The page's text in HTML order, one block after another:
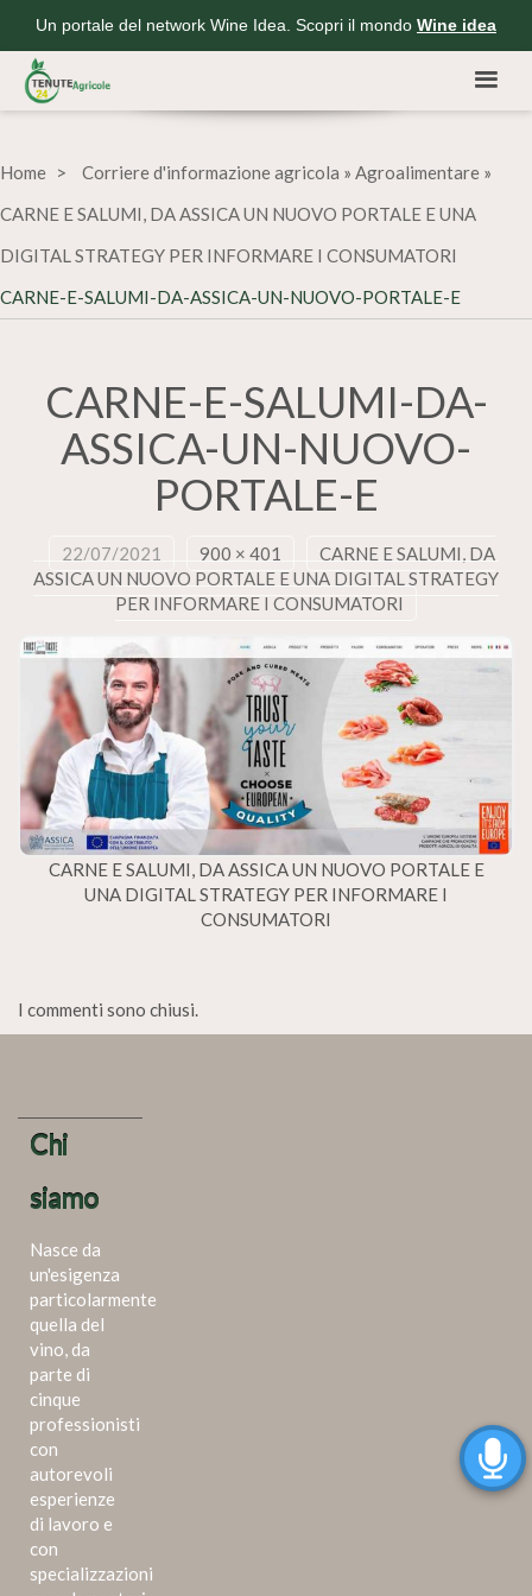
Un portale del network Wine Idea. Scopri il mondo Wine idea
Home Corriere d'informazione agricola » Agroalimentare »
CARNE E SALUMI, DA ASSICA UN NUOVO PORTALE E UNA
DIGITAL STRATEGY PER INFORMARE I CONSUMATORI
CARNE-E-SALUMI-DA-ASSICA-UN-NUOVO-PORTALE-E
CARNE-E-SALUMI-DA-
ASSICA-UN-NUOVO-
PORTALE-E
22/07/2021 900 × 401
CARNE E SALUMI, DA
ASSICA UN NUOVO PORTALE E UNA DIGITAL STRATEGY
PER INFORMARE I CONSUMATORI
CARNE E SALUMI, DA ASSICA UN NUOVO PORTALE E
UNA DIGITAL STRATEGY PER INFORMARE I
CONSUMATORI
I commenti sono chiusi.
Chi
siamo
Nasce da
un'esigenza
particolarmente
quella del
vino, da
parte di
cinque
professionisti
con
autorevoli
esperienze
di lavoro e
con
specializzazioni